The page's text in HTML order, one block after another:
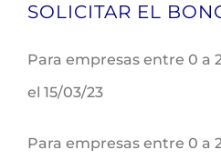
SOLICITAR EL
Para empresas entre 0 a
el 15/03/23
Para empresas entre 0 a